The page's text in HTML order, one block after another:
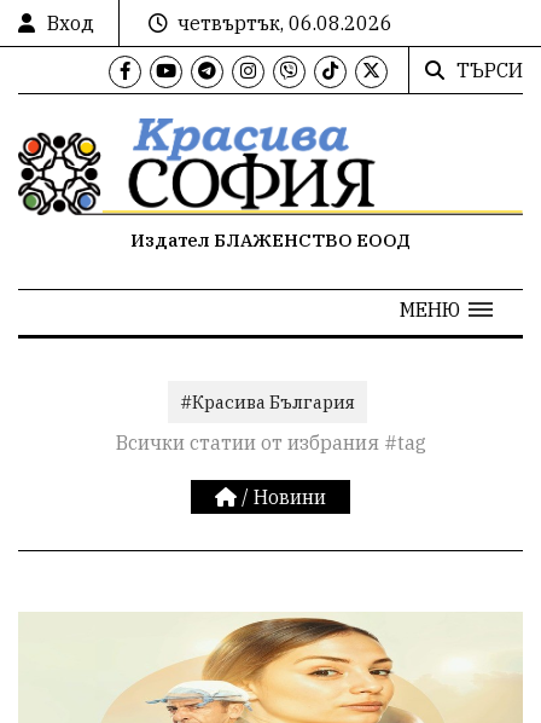
Вход
четвъртък, 06.08.2026
ТЪРСИ
Издател БЛАЖЕНСТВО ЕООД
МЕНЮ
#Красива България
Всички статии от избрания #tag
/ Новини